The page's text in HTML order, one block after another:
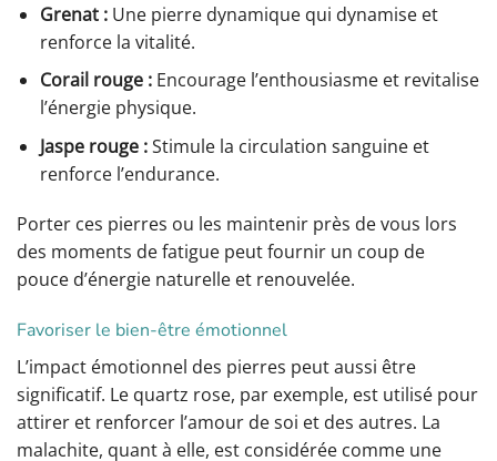
Grenat :Une pierre dynamique qui dynamise et
renforce la vitalité.
Corail rouge :Encourage l’enthousiasme et revitalise
l’énergie physique.
Jaspe rouge :Stimule la circulation sanguine et
renforce l’endurance.
Porter ces pierres ou les maintenir près de vous lors
des moments de fatigue peut fournir un coup de
pouce d’énergie naturelle et renouvelée.
Favoriser le bien-être émotionnel
L’impact émotionnel des pierres peut aussi être
significatif. Le quartz rose, par exemple, est utilisé pour
attirer et renforcer l’amour de soi et des autres. La
malachite, quant à elle, est considérée comme une